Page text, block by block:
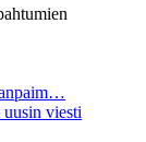
uusin viesti